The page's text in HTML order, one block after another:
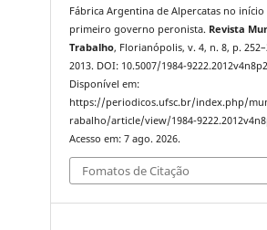
Fábrica Argentina de Alpercatas no início
primeiro governo peronista. Revista
Trabalho, Florianópolis, v. 4, n. 8, p.
2013. DOI: 10.5007/1984-
Disponível em:
https://periodicos.ufsc.br/index.php/
rabalho/article/view/1984-
Acesso em: 7 ago. 2026.
Fomatos de Citação